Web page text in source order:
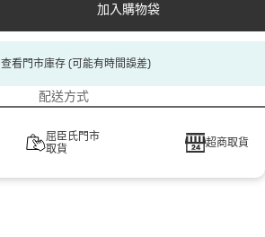
加入購物袋
查看門市庫存 (可能有時間誤差)
配送方式
屈臣氏門市
取貨
超商取貨